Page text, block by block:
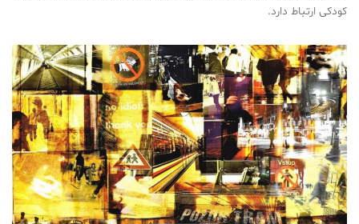
کودکی ارتباط دارد.